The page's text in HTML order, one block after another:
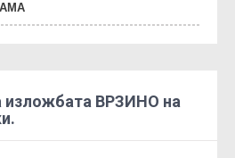
изложбата ВРЗИНО на